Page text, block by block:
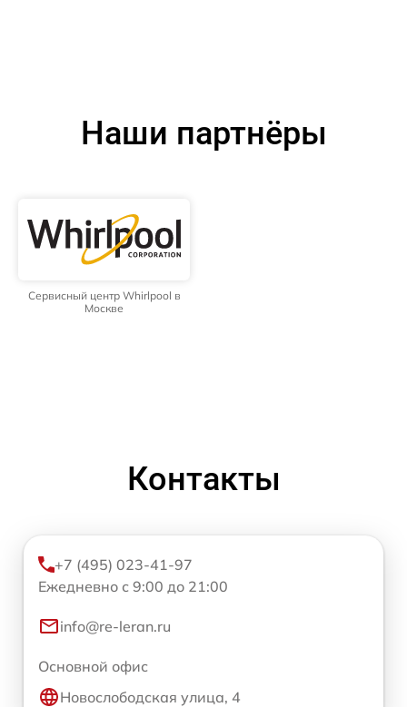
Наши партнёры
Сервисный центр Whirlpool в
Москве
Контакты
+7 (495) 023-41-97
Ежедневно с 9:00 до 21:00
info@re-leran.ru
Основной офис
Новослободская улица, 4